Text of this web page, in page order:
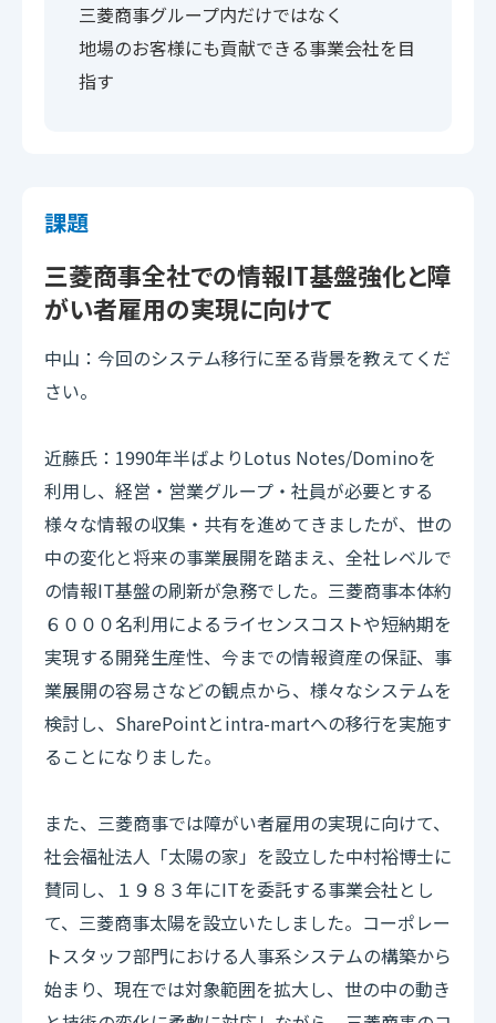
三菱商事グループ内だけではなく
地場のお客様にも貢献できる事業会社を目
指す
課題
三菱商事全社での情報IT基盤強化と障
がい者雇用の実現に向けて
中山：今回のシステム移行に至る背景を教えてくだ
さい。
近藤氏：1990年半ばよりLotus Notes/Dominoを
利用し、経営・営業グループ・社員が必要とする
様々な情報の収集・共有を進めてきましたが、世の
中の変化と将来の事業展開を踏まえ、全社レベルで
の情報IT基盤の刷新が急務でした。三菱商事本体約
６０００名利用によるライセンスコストや短納期を
実現する開発生産性、今までの情報資産の保証、事
業展開の容易さなどの観点から、様々なシステムを
検討し、SharePointとintra-martへの移行を実施す
ることになりました。
また、三菱商事では障がい者雇用の実現に向けて、
社会福祉法人「太陽の家」を設立した中村裕博士に
賛同し、１９８３年にITを委託する事業会社とし
て、三菱商事太陽を設立いたしました。コーポレー
トスタッフ部門における人事系システムの構築から
始まり、現在では対象範囲を拡大し、世の中の動き